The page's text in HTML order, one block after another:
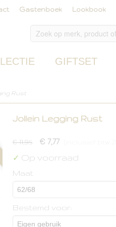
Gastenboek Lookbook
GIFTSET
Rust
Jollein Legging Rust
€ 11,95 € 7,77
✓ Op voorraad
Maat
Bestemd voor: